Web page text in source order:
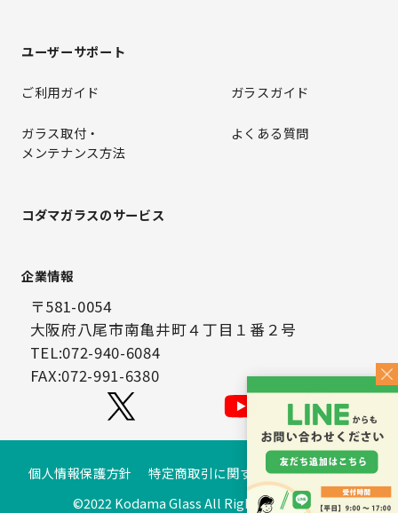
〒581-0054
大阪府八尾市南亀井町４丁目１番２号
TEL:072-940-6084
FAX:072-991-6380
ユーザーサポート
ご利用ガイド ガラスガイド
ガラス取付・
メンテナンス方法
よくある質問
コダマガラスのサービス
企業情報
個人情報保護方針
特定商取引に関する法律に基づく表示
©2022 Kodama Glass All Rights Reserved.